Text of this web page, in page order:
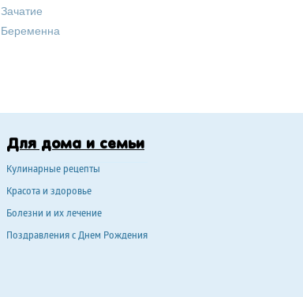
Зачатие
Беременна
Для дома и семьи
Кулинарные рецепты
Красота и здоровье
Болезни и их лечение
Поздравления с Днем Рождения